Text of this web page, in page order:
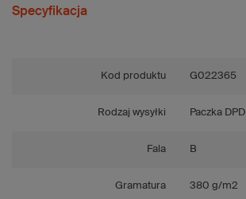
Specyfikacja
Kod produktu G022365
Rodzaj wysyłki Paczka DPD
Fala B
Gramatura 380 g/m2